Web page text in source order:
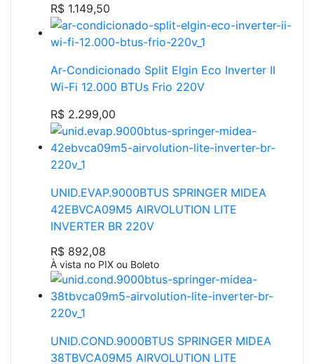
R$ 1.149,50
Ar-Condicionado Split Elgin Eco Inverter II
Wi-Fi 12.000 BTUs Frio 220V
R$ 2.299,00
UNID.EVAP.9000BTUS SPRINGER MIDEA
42EBVCA09M5 AIRVOLUTION LITE
INVERTER BR 220V
R$ 892,08
À vista no PIX ou Boleto
UNID.COND.9000BTUS SPRINGER MIDEA
38TBVCA09M5 AIRVOLUTION LITE